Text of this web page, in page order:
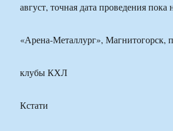
август, точная дата проведения пока
«Арена-Металлург», Магнитогорск,
клубы КХЛ
Кстати